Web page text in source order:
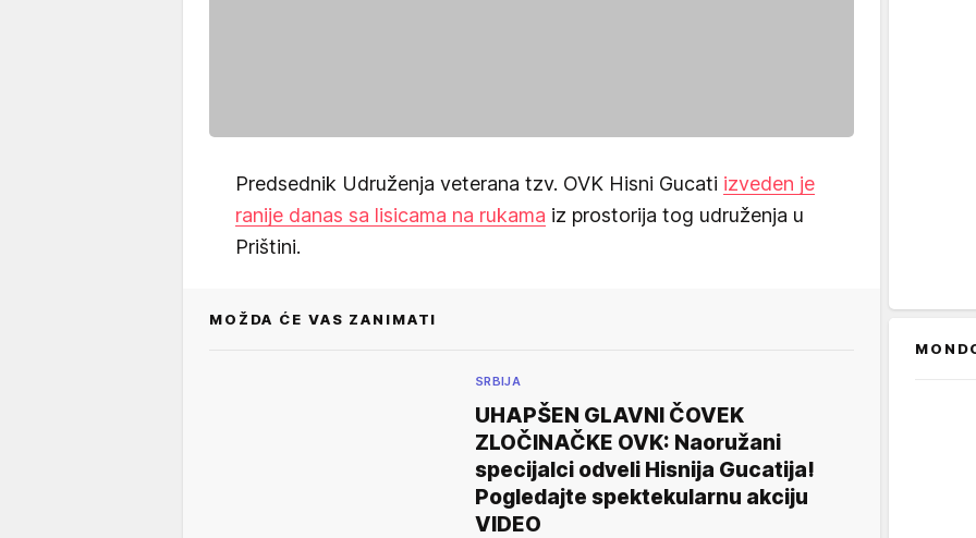
Predsednik Udruženja veterana tzv. OVK Hisni Gucati izveden je
ranije danas sa lisicama na rukama iz prostorija tog udruženja u
Prištini.
MOŽDA ĆE VAS ZANIMATI
SRBIJA
UHAPŠEN GLAVNI ČOVEK
ZLOČINAČKE OVK: Naoružani
specijalci odveli Hisnija Gucatija!
Pogledajte spektekularnu akciju
VIDEO